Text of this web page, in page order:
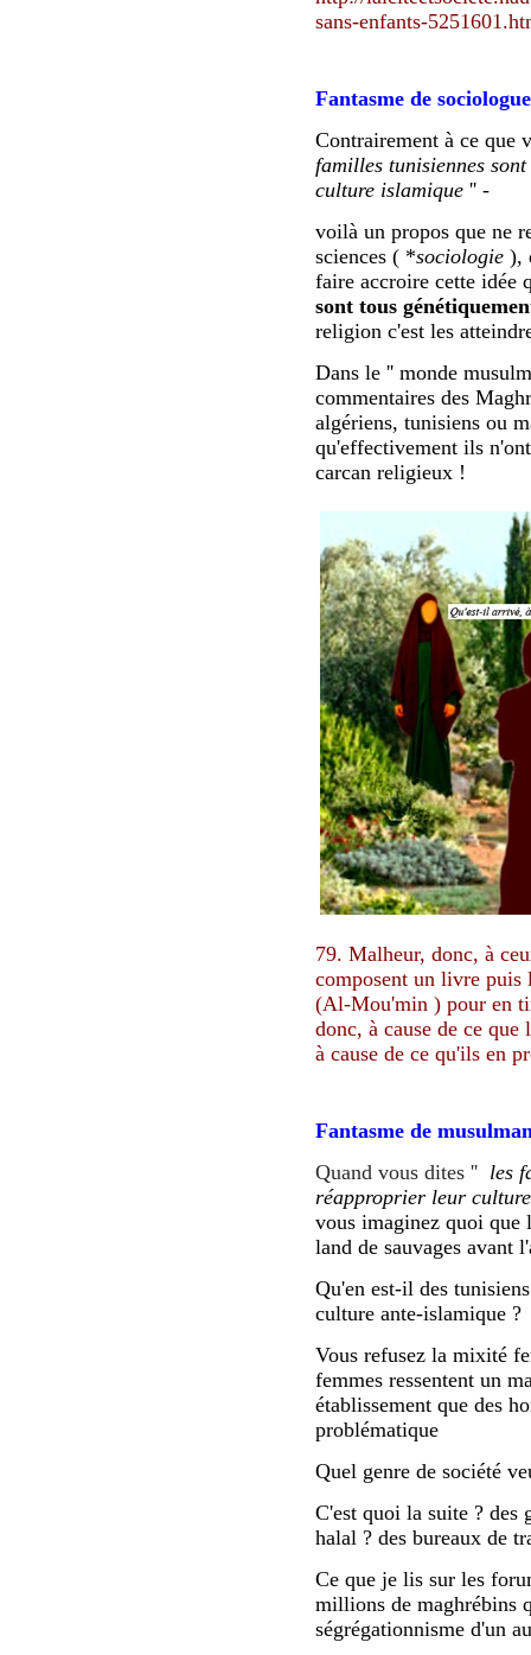
sans-enfants-
Fantasme de
Contrairement à ce que
familles tunisiennes
culture islamique '' -
voilà un propos que ne
sciences ( *sociologie ),
faire accroire cette idée
sont tous
religion c'est les
Dans le '' monde
commentaires des
algériens, tunisiens ou
qu'effectivement ils
carcan religieux !
79. Malheur, donc, à
composent un livre puis
(Al-Mou'min ) pour en
donc, à cause de ce
à cause de ce qu'ils en
Fantasme de
Quand vous dites '' les
réapproprier leur
vous imaginez quoi
land de sauvages avant
Qu'en est-il des
culture ante-islamique ?
Vous refusez la mixité
femmes ressentent un
établissement que des
problématique
Quel genre de société
C'est quoi la suite ? des
halal ? des bureaux de
Ce que je lis sur les
millions de maghrébins
ségrégationnisme d'un